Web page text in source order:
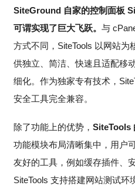
SiteGround 自家的控制面板
可谓实现了巨大飞跃。 与
方式不同，SiteTools 以网站为
供独立、简洁、快速且适配移
细化。作为独家专有技术，
安全工具完全兼容。
除了功能上的优势， SiteTools
功能模块布局清晰集中，用户
友好的工具，例如缓存插件、
SiteTools 支持搭建网站测试